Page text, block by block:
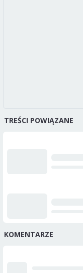
TREŚCI POWIĄZANE
KOMENTARZE